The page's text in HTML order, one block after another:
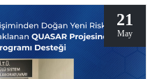
21
May